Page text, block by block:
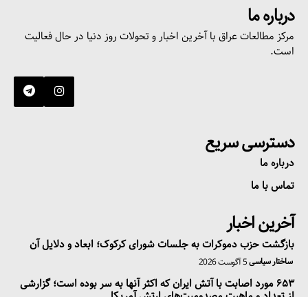
درباره ما
مرکز مطالعات عراق با آخرین اخبار و تحولات روز دنیا در حال فعالیت
است.
دسترسی سریع
درباره ما
تماس با ما
آخرین اخبار
بازگشت حزب دموکرات به جلسات شورای کرکوک؛ ابعاد و دلایل آن
ساختار سیاسی5 آگوست 2026
۶۵۳ مورد اصابت با آتش ایران که اکثر آنها به سر بوده است؛ گزارشی